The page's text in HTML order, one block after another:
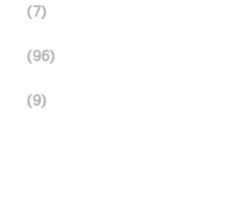
(7)
(96)
(9)